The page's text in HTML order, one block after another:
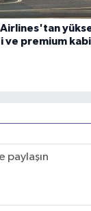
Airlines'tan
ve premium